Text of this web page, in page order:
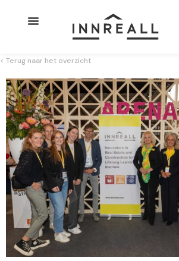
< Terug naar het overzicht